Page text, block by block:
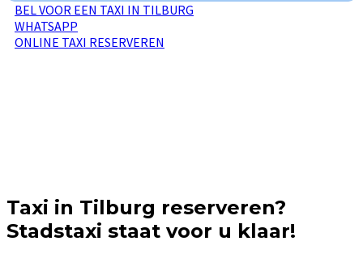
BEL VOOR EEN TAXI IN TILBURG
WHATSAPP
ONLINE TAXI RESERVEREN
Taxi in Tilburg reserveren?
Stadstaxi staat voor u klaar!